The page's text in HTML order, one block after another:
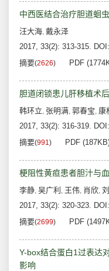
中西医结合治疗胆道蛔
汪大海, 戴永泽
2017, 33(2): 313-315. DOI:
摘要(2626) PDF
胆道闭锁患儿肝移植术
韩环立, 张明满, 郭春宝, 康
2017, 33(2): 316-319. DOI:
摘要(991) PDF
梗阻性黄疸患者胆汁与
李静, 吴广利 , 王伟, 肖欣,
2017, 33(2): 320-323. DOI:
摘要(2699) PDF
Y-box结合蛋白1过表达
影响